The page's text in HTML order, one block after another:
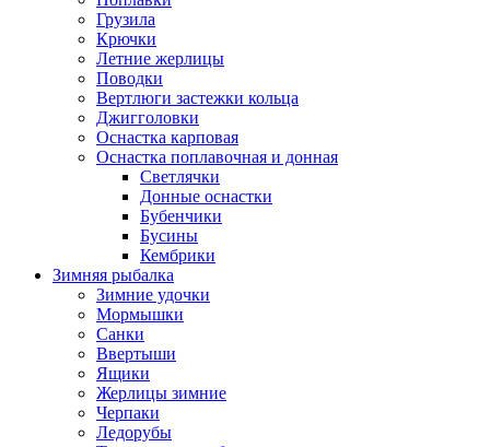
Грузила
Крючки
Летние жерлицы
Поводки
Вертлюги застежки кольца
Джигголовки
Оснастка карповая
Оснастка поплавочная и донная
Светлячки
Донные оснастки
Бубенчики
Бусины
Кембрики
Зимняя рыбалка
Зимние удочки
Мормышки
Санки
Ввертыши
Ящики
Жерлицы зимние
Черпаки
Ледорубы